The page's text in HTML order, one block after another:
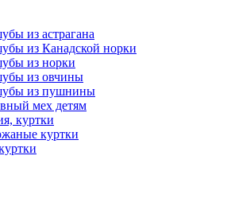
из астрагана
из Канадской норки
из норки
из овчины
из пушнины
мех детям
куртки
куртки